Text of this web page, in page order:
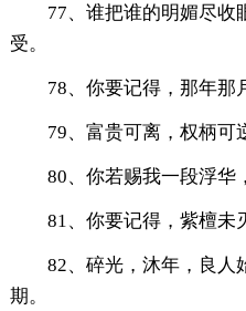
77、谁把谁的明媚尽收
受。
78、你要记得，那年那月
79、富贵可离，权柄可逆
80、你若赐我一段浮华，
81、你要记得，紫檀未灭
82、碎光，沐年，良人
期。